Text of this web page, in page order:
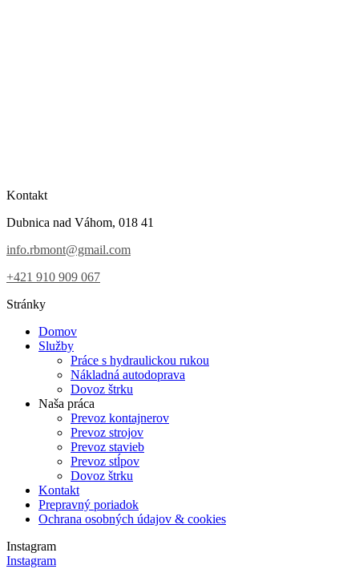
Kontakt
Dubnica nad Váhom, 018 41
info.rbmont@gmail.com
+421 910 909 067
Stránky
Domov
Služby
Práce s hydraulickou rukou
Nákladná autodoprava
Dovoz štrku
Naša práca
Prevoz kontajnerov
Prevoz strojov
Prevoz stavieb
Prevoz stĺpov
Dovoz štrku
Kontakt
Prepravný poriadok
Ochrana osobných údajov & cookies
Instagram
Instagram